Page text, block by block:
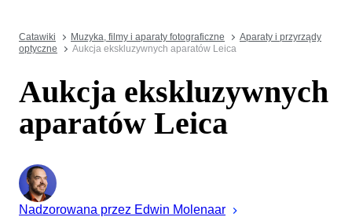
Catawiki Muzyka, filmy i aparaty fotograficzne
Aparaty i przyrządy
optyczne
Aukcja ekskluzywnych aparatów Leica
Aukcja ekskluzywnych
aparatów Leica
Nadzorowana przez Edwin Molenaar